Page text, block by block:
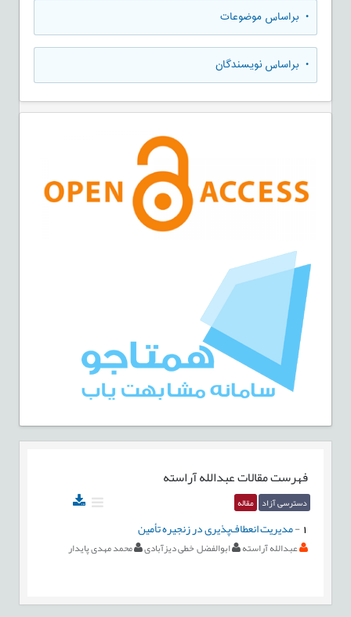
• براساس موضوعات
• براساس نویسندگان
فهرست مقالاتعبدالله آراسته
دسترسی آزاد مقاله
-مدیریت انعطاف‌پذیری در زنجیره تأمین
عبدالله آراسته ابوالفضل خطی دیزآبادی محمد مهدی پایدار